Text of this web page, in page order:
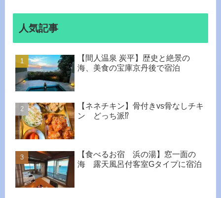
人気記事
【間人温泉 炭平】歴史と絶景の
海、美食の宝庫京丹後で宿泊
【ネネチキン】骨付きvs骨なしチキ
ン どっち派⁉︎
【食べるお宿 浜の湯】窓一面の
海 露天風呂付客室Gタイプに宿泊